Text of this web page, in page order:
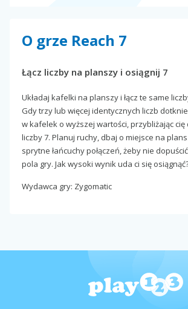
O grze Reach 7
Łącz liczby na planszy i osiągnij 7
Układaj kafelki na planszy i łącz te same
Gdy trzy lub więcej identycznych liczb dotknie
w kafelek o wyższej wartości, przybliżając cię
liczby 7. Planuj ruchy, dbaj o miejsce na
sprytne łańcuchy połączeń, żeby nie
pola gry. Jak wysoki wynik uda ci się
Wydawca gry: Zygomatic